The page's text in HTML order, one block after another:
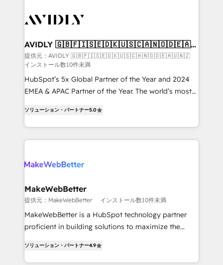
Healthcare - Financial Services - Managed IT (MSP) -
we help: ✔️ Full HubSpot implementations and portal
optimization ✔️ Data migrations, CRM architecture,
and reporting foundations ✔️ Custom integrations
and workflow automation ✔️ User adoption
programs, training, and enablement Through project-
partnerships, we guide organizations through the
revenue maturity model - delivering the right
improvements at the right time so operations
grows.
AVIDLY 🇬🇧🇫🇮🇸🇪🇩🇰🇺🇸🇨🇦🇳🇴🇩🇪🇦🇺
🇳🇿
提供元：AVIDLY 🇬🇧🇫🇮🇸🇪🇩🇰🇺🇸🇨🇦🇳🇴🇩🇪🇦🇺🇳🇿
インストール数10件未満
HubSpot’s 5x Global Partner of the Year and 2024
EMEA & APAC Partner of the Year. The world’s most
Partner. 🚀 With 2,750+ HubSpot projects delivered
and 370+ specialists across EMEA, APAC and NAM,
we de-risk complex CRM programmes and
multi-region migrations to AI-powered automation,
scale. 🏆 HubSpot’s CEO called us “the partner of the
future.” Others agree it is proof of trust built through
measurable impact.
ソリューション・パートナー5.0
MakeWebBetter
提供元：MakeWebBetter インストール数10件未満
MakeWebBetter is a HubSpot technology partner
proficient in building solutions to maximize the
growing tech-enabler & facilitator, MakeWebBetter,
hands you the blend of HubSpot expertise &
ソリューション・パートナー4.9